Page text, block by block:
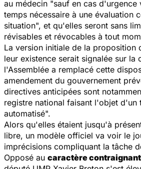
au médecin "sauf en cas d'urgence
temps nécessaire à une évaluation
situation", et qu'elles seront sans
révisables et révocables à tout
La version initiale de la proposition
leur existence serait signalée sur la
l'Assemblée a remplacé cette
amendement du gouvernement
directives anticipées sont
registre national faisant l'objet d'un
automatisé".
Alors qu'elles étaient jusqu'à
libre, un modèle officiel va voir le
imprécisions compliquant la tâche
Opposé au caractère contraignant